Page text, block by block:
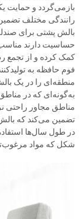
بازمی‌گردد و حمایت
رانندگی مختلف
بالش پشتی برای
حساسیت دارند
کمک کرده و از تجمع
فوم حافظه به
منطقه‌ای را در یک
به‌گونه‌ای که در
مناطق مجاور راحتی
تضمین می‌کند که
در طول سال‌ها
شکل که مواد